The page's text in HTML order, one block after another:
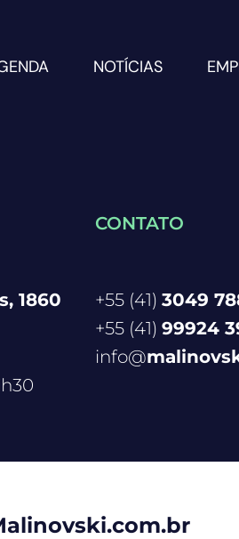
NOTÍCIAS
1860
CONTATO
+55 (41) 3049
+55 (41) 99924
info@